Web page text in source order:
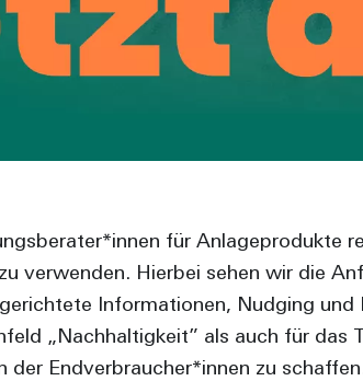
für Anlageprodukte
verwenden. Hierbei sehen wir die
Informationen, Nudging
„Nachhaltigkeit” als auch für das
Endverbraucher*innen zu